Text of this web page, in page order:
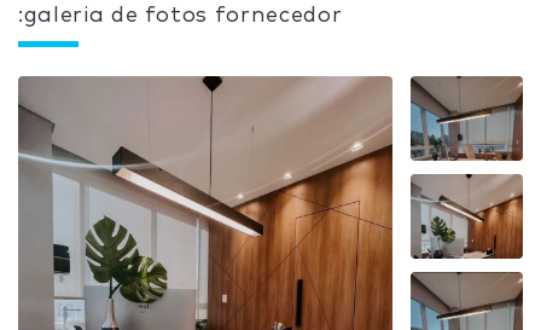
:galeria de fotos fornecedor